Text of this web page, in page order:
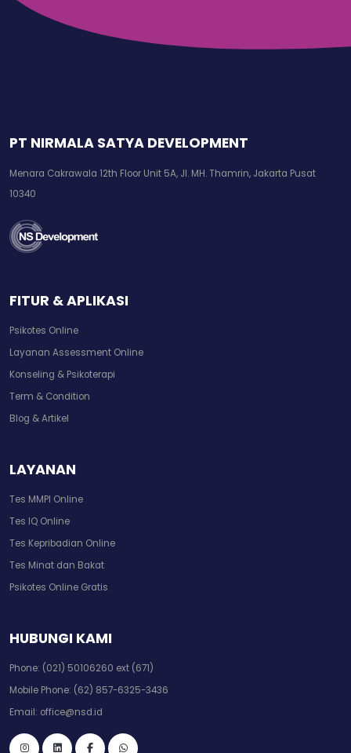
PT NIRMALA SATYA DEVELOPMENT
Menara Cakrawala 12th Floor Unit 5A, Jl. MH. Thamrin, Jakarta Pusat
10340
FITUR & APLIKASI
Psikotes Online
Layanan Assessment Online
Konseling & Psikoterapi
Term & Condition
Blog & Artikel
LAYANAN
Tes MMPI Online
Tes IQ Online
Tes Kepribadian Online
Tes Minat dan Bakat
Psikotes Online Gratis
HUBUNGI KAMI
Phone: (021) 50106260 ext (671)
Mobile Phone: (62) 857-6325-3436
Email: office@nsd.id